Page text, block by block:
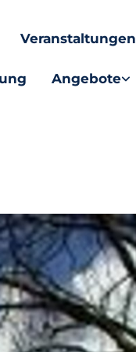
Veranstaltungen
Angebote